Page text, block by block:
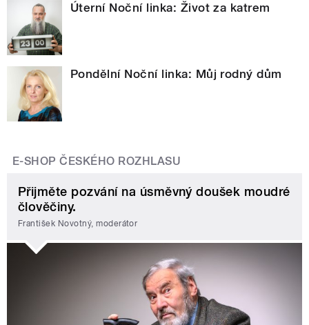
Úterní Noční linka: Život za katrem
Pondělní Noční linka: Můj rodný dům
E-SHOP ČESKÉHO ROZHLASU
Přijměte pozvání na úsměvný doušek moudré
člověčiny.
František Novotný, moderátor